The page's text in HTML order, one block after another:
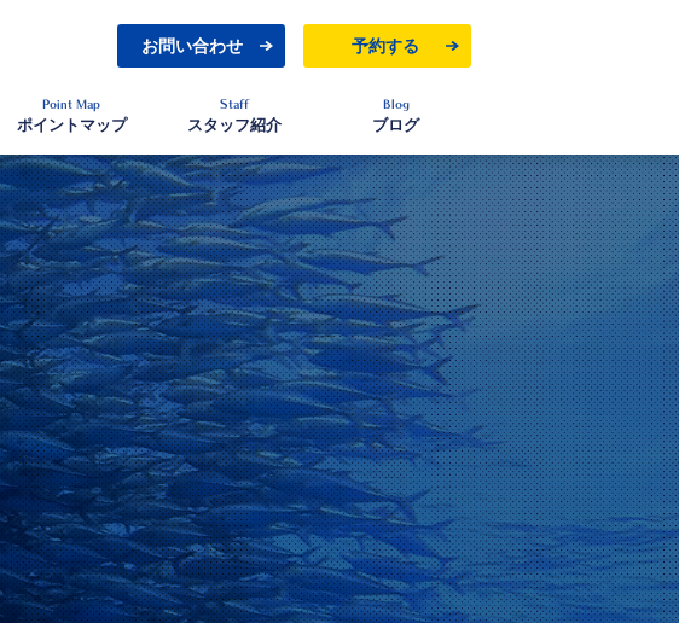
お問い合わせ 予約する
Point Map
ポイントマップ
Staff
スタッフ紹介
Blog
ブログ